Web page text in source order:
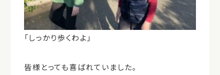
「しっかり歩くわよ」
皆様とっても喜ばれていました。